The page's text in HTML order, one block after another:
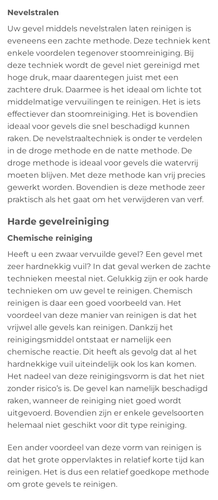
Nevelstralen
Uw gevel middels nevelstralen laten reinigen is
eveneens een zachte methode. Deze techniek kent
enkele voordelen tegenover stoomreiniging. Bij
deze techniek wordt de gevel niet gereinigd met
hoge druk, maar daarentegen juist met een
zachtere druk. Daarmee is het ideaal om lichte tot
middelmatige vervuilingen te reinigen. Het is iets
effectiever dan stoomreiniging. Het is bovendien
ideaal voor gevels die snel beschadigd kunnen
raken. De nevelstraaltechniek is onder te verdelen
in de droge methode en de natte methode. De
droge methode is ideaal voor gevels die watervrij
moeten blijven. Met deze methode kan vrij precies
gewerkt worden. Bovendien is deze methode zeer
praktisch als het gaat om het verwijderen van verf.
Harde gevelreiniging
Chemische reiniging
Heeft u een zwaar vervuilde gevel? Een gevel met
zeer hardnekkig vuil? In dat geval werken de zachte
technieken meestal niet. Gelukkig zijn er ook harde
technieken om uw gevel te reinigen. Chemisch
reinigen is daar een goed voorbeeld van. Het
voordeel van deze manier van reinigen is dat het
vrijwel alle gevels kan reinigen. Dankzij het
reinigingsmiddel ontstaat er namelijk een
chemische reactie. Dit heeft als gevolg dat al het
hardnekkige vuil uiteindelijk ook los kan komen.
Het nadeel van deze reinigingsvorm is dat het niet
zonder risico’s is. De gevel kan namelijk beschadigd
raken, wanneer de reiniging niet goed wordt
uitgevoerd. Bovendien zijn er enkele gevelsoorten
helemaal niet geschikt voor dit type reiniging.
Een ander voordeel van deze vorm van reinigen is
dat het grote oppervlaktes in relatief korte tijd kan
reinigen. Het is dus een relatief goedkope methode
om grote gevels te reinigen.